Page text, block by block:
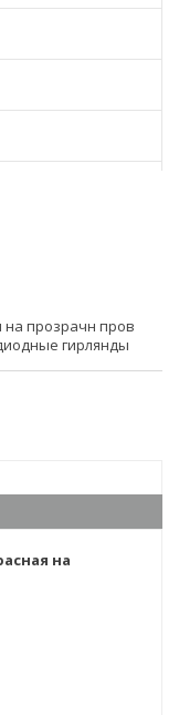
светодиодами 5
на прозрачн пров
гирлянды
на